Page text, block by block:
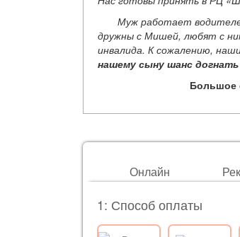
Муж работает водителем
дружны с Мишей, любят с
инвалида. К сожалению,
нашему сыну шанс
Большое
Онлайн
1: Способ оплаты